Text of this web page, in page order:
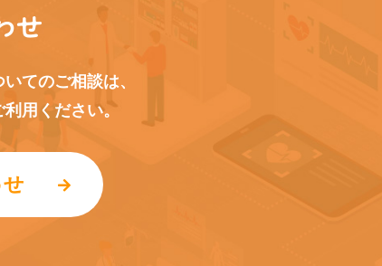
せ
てのご相談は、
用ください。